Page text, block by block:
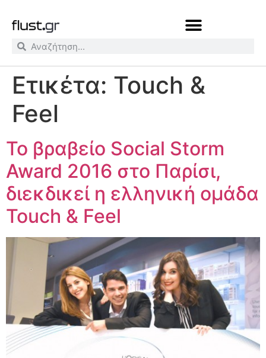
Ετικέτα: Touch &
Feel
Το βραβείο Social Storm
Award 2016 στο Παρίσι,
διεκδικεί η ελληνική ομάδα
Touch & Feel